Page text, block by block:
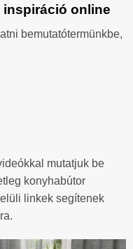
online
bemutatótermünkbe,
mutatjuk be
konyhabútor
linkek segítenek